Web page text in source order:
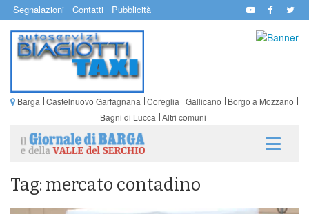
Segnalazioni Contatti Pubblicità
Barga Castelnuovo Garfagnana Coreglia Gallicano
Borgo a Mozzano
Bagni di Lucca Altri comuni
Tag: mercato contadino